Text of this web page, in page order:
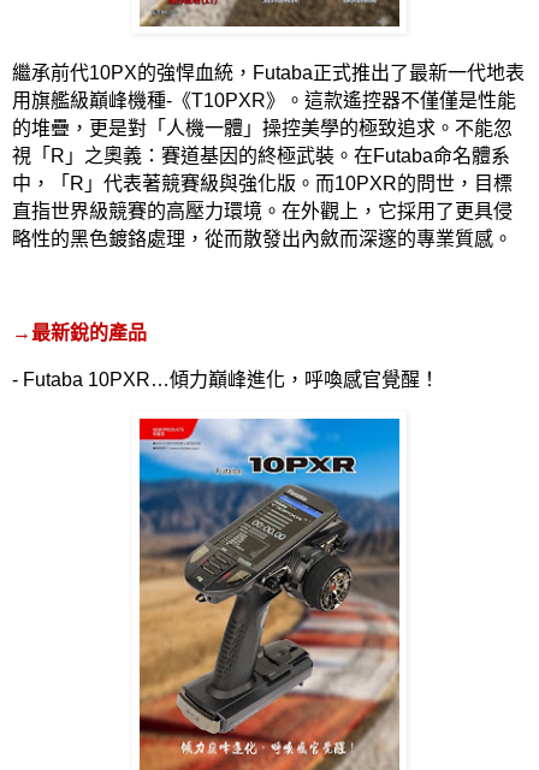
繼承前代10PX的強悍血統， Futaba正式推出了最新一代地表
用旗艦級巔峰機種- 《T10PXR》。這款遙控器不僅僅是性能
的堆疊，更是對「人機一體」操控美學的極致追求。不能忽
視「 R 」之奧義：賽道基因的終極武裝。在Futaba命名體系
中，「 R 」代表著競賽級與強化版。而10PXR的問世，目標
直指世界級競賽的高壓力環境。在外觀上，它採用了更具侵
略性的黑色鍍鉻處理，從而散發出內斂而深邃的專業質感。
→ 最新銳的產品
- Futaba 10PXR…傾力巔峰進化，呼喚感官覺醒！